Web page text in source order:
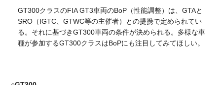
GT300クラスのFIA GT3車両のBoP（性能調整）は、GTAと
SRO（IGTC、GTWC等の主催者）との提携で定められてい
る。それに基づきGT300車両の条件が決められる。多様な車
種が参加するGT300クラスはBoPにも注目してみてほしい。